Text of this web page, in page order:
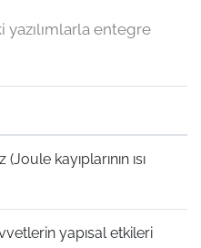
yazılımlarla entegre
kayıplarının ısı
yapısal etkileri